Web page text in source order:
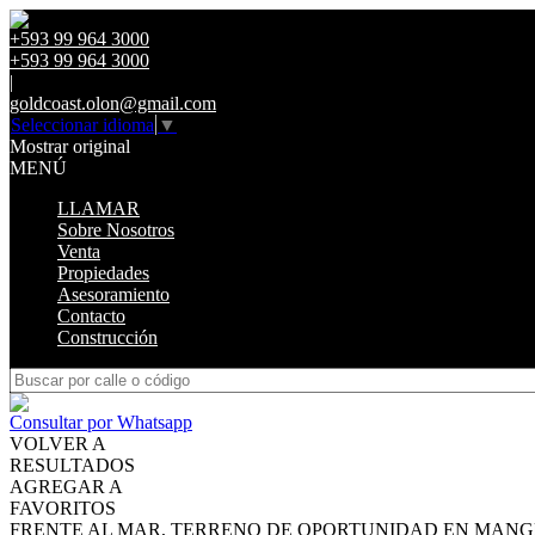
+593 99 964 3000
+593 99 964 3000
|
goldcoast.olon@gmail.com
Seleccionar idioma ▼
Mostrar original
MENÚ
LLAMAR
Sobre Nosotros
Venta
Propiedades
Asesoramiento
Contacto
Construcción
Consultar por Whatsapp
VOLVER A
RESULTADOS
AGREGAR A
FAVORITOS
FRENTE AL MAR, TERRENO DE OPORTUNIDAD EN